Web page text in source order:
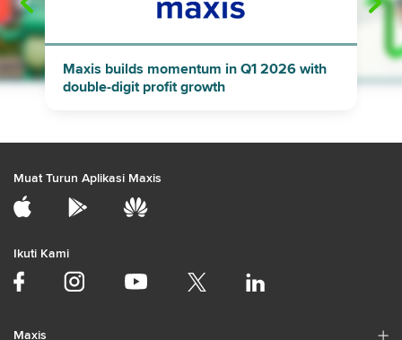
"
Maxis builds momentum in Q1 2026 with
double-digit profit growth
Muat Turun Aplikasi Maxis
Ikuti Kami
Maxis